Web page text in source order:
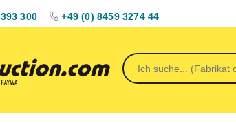
300 +49 (0) 8459 3274 44